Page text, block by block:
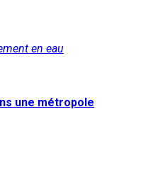
en eau
une métropole